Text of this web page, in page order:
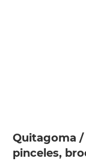
Quitagoma
pinceles,